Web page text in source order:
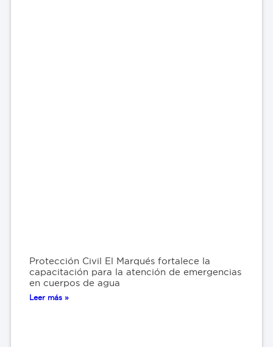
Protección Civil El Marqués fortalece la
capacitación para la atención de emergencias
en cuerpos de agua
Leer más »